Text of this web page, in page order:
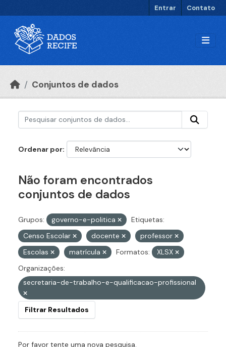
Entrar Contato
Conjuntos de dados
Ordenar por
Não foram encontrados
conjuntos de dados
Grupos: governo-e-politica
Etiquetas:
Censo Escolar
docente
professor
Escolas
matrícula Formatos:
XLSX
Organizações:
secretaria-de-trabalho-e-qualificacao-profissional
Filtrar Resultados
Por favor tente uma nova pesquisa.